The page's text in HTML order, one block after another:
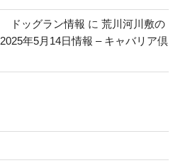
ドッグラン情報 に 荒川河川敷の
年5月14日情報 – キャバリア倶